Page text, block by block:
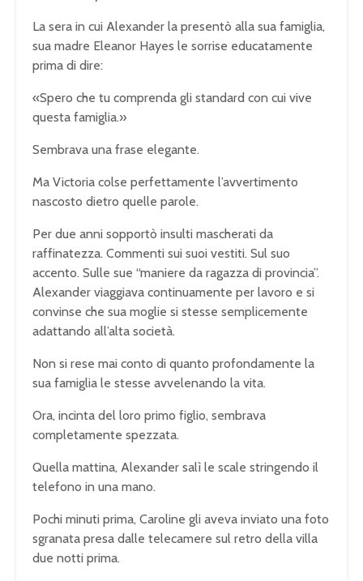
La sera in cui Alexander la presentò alla sua famiglia,
sua madre Eleanor Hayes le sorrise educatamente
prima di dire:
«Spero che tu comprenda gli standard con cui vive
questa famiglia.»
Sembrava una frase elegante.
Ma Victoria colse perfettamente l’avvertimento
nascosto dietro quelle parole.
Per due anni sopportò insulti mascherati da
raffinatezza. Commenti sui suoi vestiti. Sul suo
accento. Sulle sue “maniere da ragazza di provincia”.
Alexander viaggiava continuamente per lavoro e si
convinse che sua moglie si stesse semplicemente
adattando all’alta società.
Non si rese mai conto di quanto profondamente la
sua famiglia le stesse avvelenando la vita.
Ora, incinta del loro primo figlio, sembrava
completamente spezzata.
Quella mattina, Alexander salì le scale stringendo il
telefono in una mano.
Pochi minuti prima, Caroline gli aveva inviato una foto
sgranata presa dalle telecamere sul retro della villa
due notti prima.